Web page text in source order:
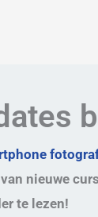
nieuwe
te lezen!